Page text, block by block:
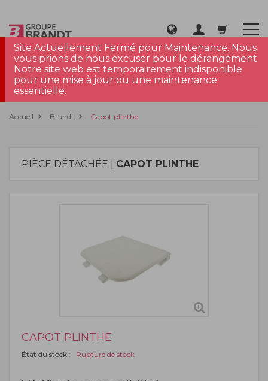
Site Actuellement Fermé pour Maintenance. Nous
vous prions de nous excuser pour le dérangement.
Notre site web est temporairement indisponible
pour une mise à jour ou une maintenance
essentielle.
Accueil Brandt Capot plinthe
PIÈCE DÉTACHÉE | CAPOT PLINTHE
CAPOT PLINTHE
État du stock : Rupture de stock